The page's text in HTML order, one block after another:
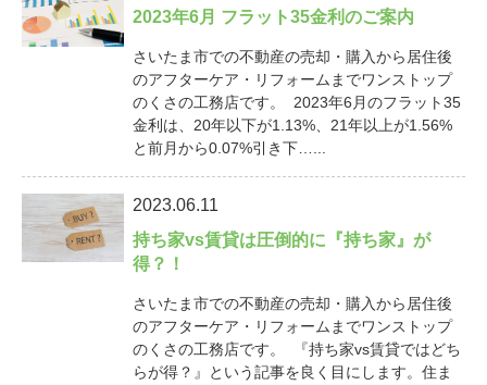
2023年6月 フラット35金利のご案内
さいたま市での不動産の売却・購入から居住後
のアフターケア・リフォームまでワンストップ
のくさの工務店です。 2023年6月のフラット35
金利は、20年以下が1.13%、21年以上が1.56%
と前月から0.07%引き下…...
2023.06.11
持ち家vs賃貸は圧倒的に『持ち家』が
得？！
さいたま市での不動産の売却・購入から居住後
のアフターケア・リフォームまでワンストップ
のくさの工務店です。 『持ち家vs賃貸ではどち
らが得？』という記事を良く目にします。住ま